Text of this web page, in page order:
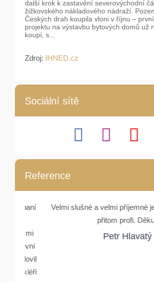
další krok k zastavění severovýchodní
žižkovského nákladového nádraží.
Českých drah koupila vloni v říjnu –
projektu na výstavbu bytových domů už
koupi, s...
Zdroj: IHNED.cz
Sociální sítě
Reference
Velmi slušné a velmi příjemné
přitom profi. Děkuji
Petr Hlavatý